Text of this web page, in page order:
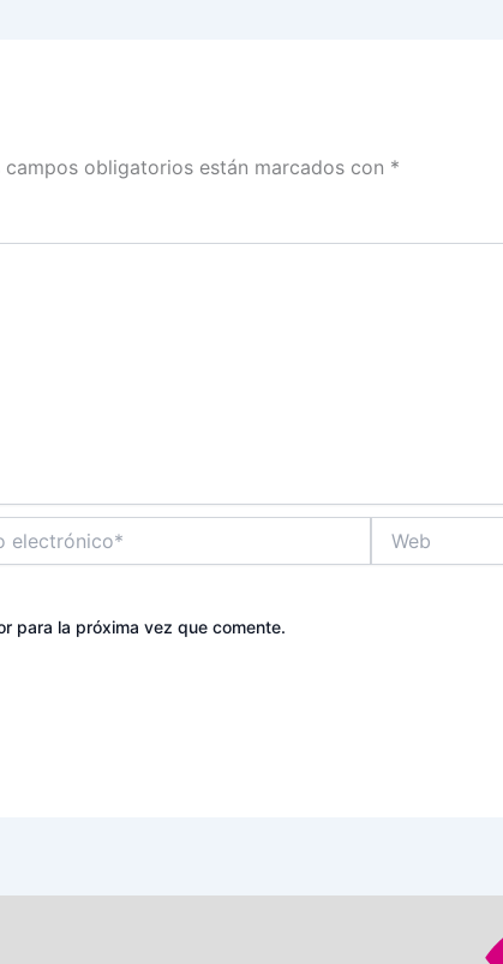
campos obligatorios están marcados con *
para la próxima vez que comente.